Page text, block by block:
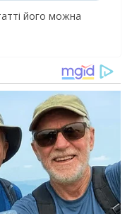
його можна